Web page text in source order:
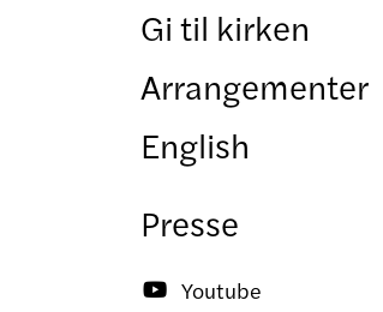
Gi til kirken
Arrangementer
English
Presse

Youtube